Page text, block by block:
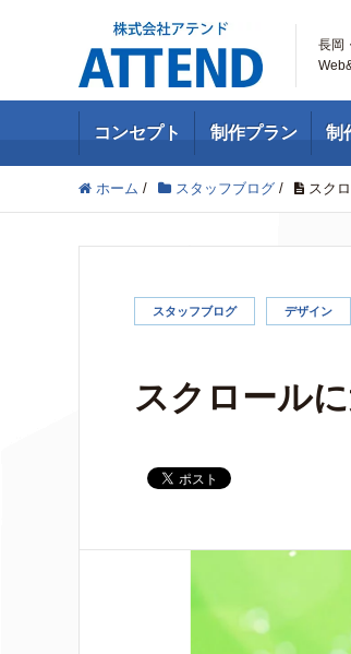
長岡
コンセプト 制作プラン 制
ホーム / スタッフブログ / スク
スタッフブログ デザイン
スクロール